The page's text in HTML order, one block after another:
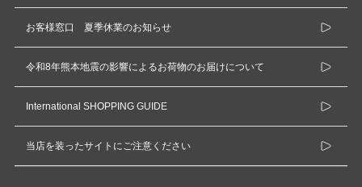
お客様窓口 夏季休業のお知らせ
令和8年熊本地震の影響によるお荷物のお届けについて
International SHOPPING GUIDE
当店を装ったサイトにご注意ください